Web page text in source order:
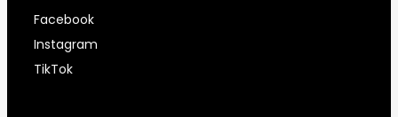
Facebook
Instagram
TikTok